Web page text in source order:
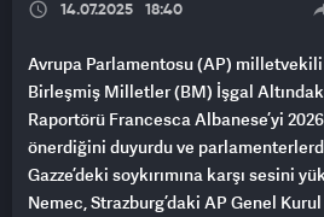
14.07.2025 18:40
Avrupa Parlamentosu (AP)
Birleşmiş Milletler (BM) İşgal
Raportörü Francesca Albanese’yi
önerdiğini duyurdu ve
Gazze’deki soykırımına karşı sesini
Nemec, Strazburg’daki AP Genel Kurul